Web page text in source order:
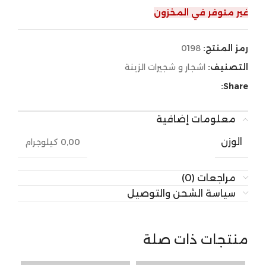
غير متوفر في المخزون
رمز المنتج: 0198
التصنيف: اشجار و شجيرات الزينة
Share:
معلومات إضافية
الوزن
0,00 كيلوجرام
مراجعات (0)
سياسة الشحن والتوصيل
منتجات ذات صلة